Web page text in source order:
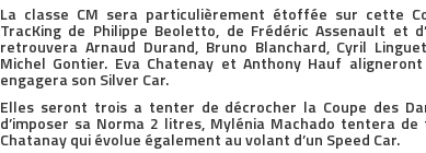
La classe CM sera particulièrement étoffée sur cette
TracKing de Philippe Beoletto, de Frédéric Assenault et
retrouvera Arnaud Durand, Bruno Blanchard, Cyril
Michel Gontier. Eva Chatenay et Anthony Hauf
engagera son Silver Car.
Elles seront trois a tenter de décrocher la Coupe des
d’imposer sa Norma 2 litres, Mylénia Machado tentera
Chatanay qui évolue également au volant d’un Speed Car.